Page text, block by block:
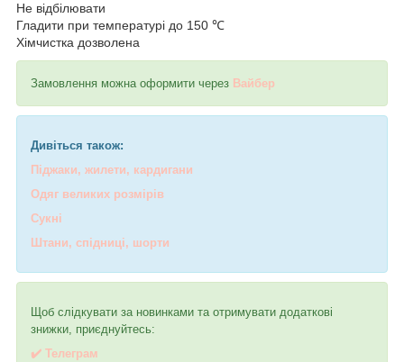
Не відбілювати
Гладити при температурі до 150 ℃
Хімчистка дозволена
Замовлення можна оформити через Вайбер
Дивіться також:
Піджаки, жилети, кардигани
Одяг великих розмірів
Сукні
Штани, спідниці, шорти
Щоб слідкувати за новинками та отримувати додаткові
знижки, приєднуйтесь:
✔️ Телеграм